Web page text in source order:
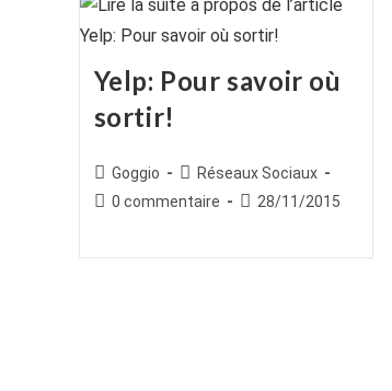
Yelp: Pour savoir où
sortir!
Auteur/autrice
de
Goggio
Post
category:
Réseaux Sociaux
Commentaires
0 commentaire
Publication
28/11/2015